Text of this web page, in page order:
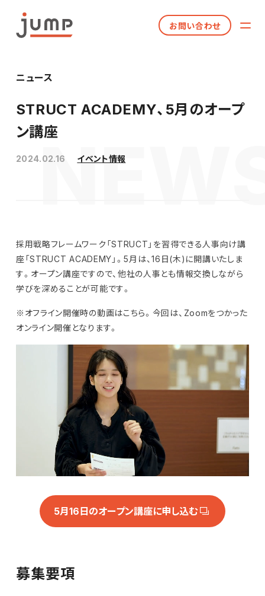
お問い合わせ
ニュース
STRUCT ACADEMY、5月のオープ
ン講座
2024.02.16 イベント情報
採用戦略フレームワーク「STRUCT」を習得できる人事向け講
座「STRUCT ACADEMY」。5月は、16日(木)に開講いたしま
す。オープン講座ですので、他社の人事とも情報交換しながら
学びを深めることが可能です。
※オフライン開催時の動画はこちら。今回は、Zoomをつかった
オンライン開催となります。
5月16日のオープン講座に申し込む
募集要項